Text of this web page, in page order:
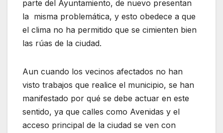
parte del Ayuntamiento, de nuevo presentan
la misma problemática, y esto obedece a que
el clima no ha permitido que se cimienten bien
las rúas de la ciudad.
Aun cuando los vecinos afectados no han
visto trabajos que realice el municipio, se han
manifestado por qué se debe actuar en este
sentido, ya que calles como Avenidas y el
acceso principal de la ciudad se ven con